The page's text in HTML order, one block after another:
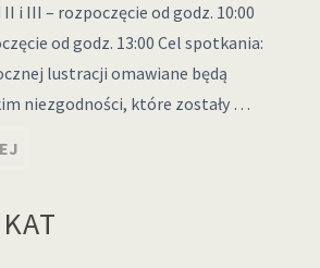
i III – rozpoczęcie od godz. 10:00
od godz. 13:00 Cel spotkania:
lustracji omawiane będą
niezgodności, które zostały …